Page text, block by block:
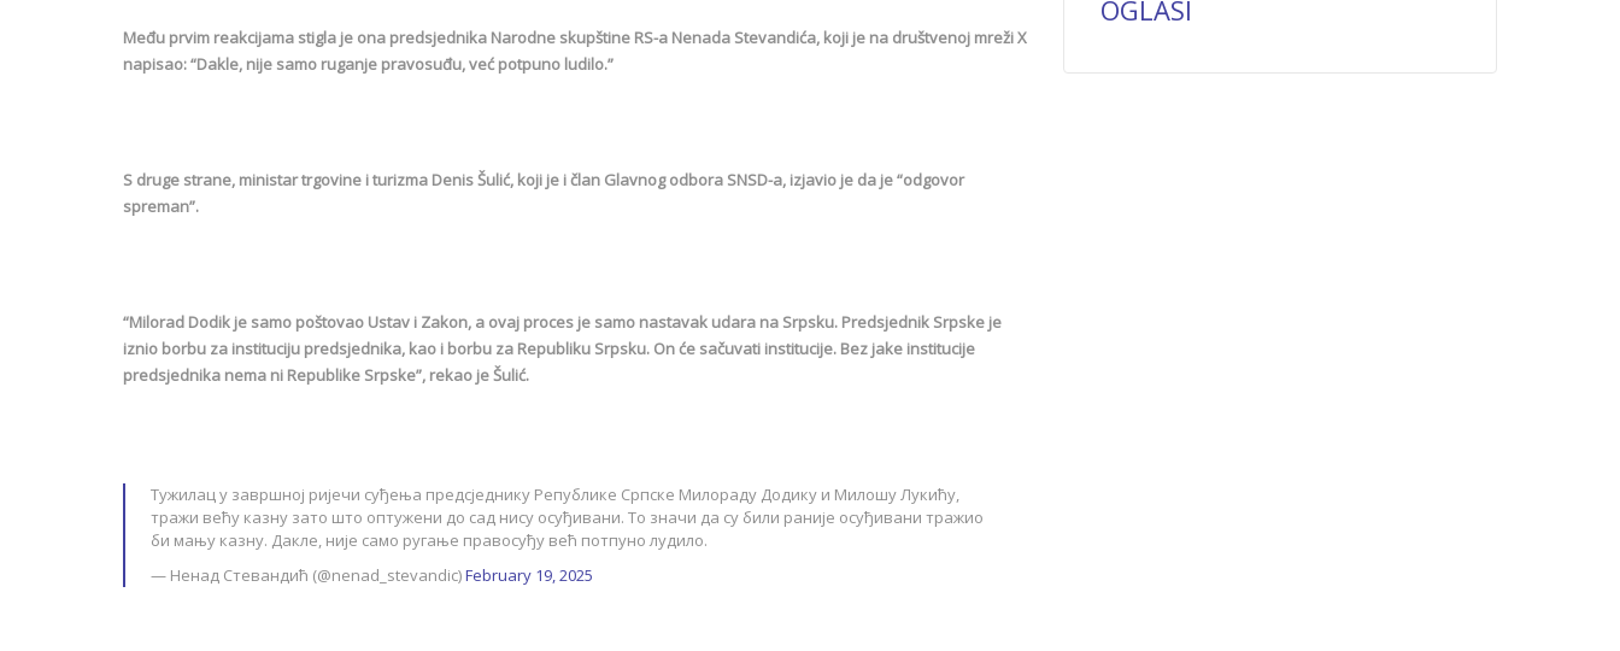
Među prvim reakcijama stigla je ona predsjednika Narodne skupštine RS-a Nenada Stevandića, koji je na društvenoj mreži X
napisao: “Dakle, nije samo ruganje pravosuđu, već potpuno ludilo.”
S druge strane, ministar trgovine i turizma Denis Šulić, koji je i član Glavnog odbora SNSD-a, izjavio je da je “odgovor
spreman”.
“Milorad Dodik je samo poštovao Ustav i Zakon, a ovaj proces je samo nastavak udara na Srpsku. Predsjednik Srpske je
iznio borbu za instituciju predsjednika, kao i borbu za Republiku Srpsku. On će sačuvati institucije. Bez jake institucije
predsjednika nema ni Republike Srpske”, rekao je Šulić.
Тужилац у завршној ријечи суђења предсједнику Републике Српске Милораду Додику и Милошу Лукићу,
тражи већу казну зато што оптужени до сад нису осуђивани. То значи да су били раније осуђивани тражио
би мању казну. Дакле, није само ругање правосуђу већ потпуно лудило.
— Ненад Стевандић (@nenad_stevandic)February 19, 2025
OGLASI